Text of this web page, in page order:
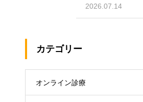
めの対策
2026.07.14
カテゴリー
オンライン診療